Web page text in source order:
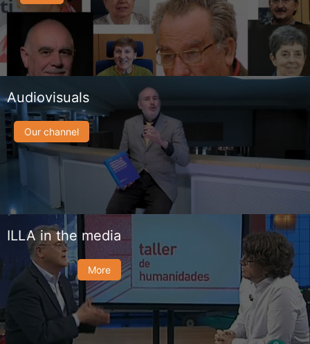
Audiovisuals
Our channel
ILLA in the media
More